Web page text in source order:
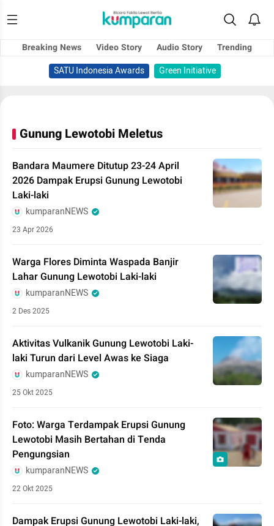
Breaking News Video Story Audio Story
Trending
SATU Indonesia Awards
Green Initiative
Gunung Lewotobi Meletus
Bandara Maumere Ditutup 23-24 April
2026 Dampak Erupsi Gunung Lewotobi
Laki-laki
kumparanNEWS
23 Apr 2026
Warga Flores Diminta Waspada Banjir
Lahar Gunung Lewotobi Laki-laki
kumparanNEWS
2 Des 2025
Aktivitas Vulkanik Gunung Lewotobi Laki-
laki Turun dari Level Awas ke Siaga
kumparanNEWS
25 Okt 2025
Foto: Warga Terdampak Erupsi Gunung
Lewotobi Masih Bertahan di Tenda
Pengungsian
kumparanNEWS
22 Okt 2025
Dampak Erupsi Gunung Lewotobi Laki-laki,